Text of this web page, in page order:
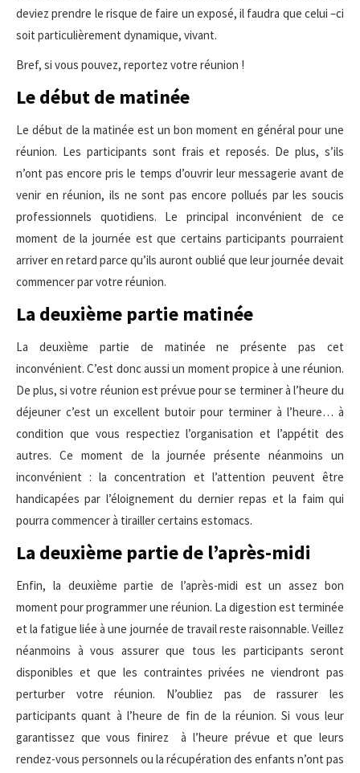
deviez prendre le risque de faire un exposé, il faudra que celui –ci
soit particulièrement dynamique, vivant.
Bref, si vous pouvez, reportez votre réunion !
Le début de matinée
Le début de la matinée est un bon moment en général pour une
réunion. Les participants sont frais et reposés. De plus, s’ils
n’ont pas encore pris le temps d’ouvrir leur messagerie avant de
venir en réunion, ils ne sont pas encore pollués par les soucis
professionnels quotidiens. Le principal inconvénient de ce
moment de la journée est que certains participants pourraient
arriver en retard parce qu’ils auront oublié que leur journée devait
commencer par votre réunion.
La deuxième partie matinée
La deuxième partie de matinée ne présente pas cet
inconvénient. C’est donc aussi un moment propice à une réunion.
De plus, si votre réunion est prévue pour se terminer à l’heure du
déjeuner c’est un excellent butoir pour terminer à l’heure… à
condition que vous respectiez l’organisation et l’appétit des
autres. Ce moment de la journée présente néanmoins un
inconvénient : la concentration et l’attention peuvent être
handicapées par l’éloignement du dernier repas et la faim qui
pourra commencer à tirailler certains estomacs.
La deuxième partie de l’après-midi
Enfin, la deuxième partie de l’après-midi est un assez bon
moment pour programmer une réunion. La digestion est terminée
et la fatigue liée à une journée de travail reste raisonnable. Veillez
néanmoins à vous assurer que tous les participants seront
disponibles et que les contraintes privées ne viendront pas
perturber votre réunion. N’oubliez pas de rassurer les
participants quant à l’heure de fin de la réunion. Si vous leur
garantissez que vous finirez à l’heure prévue et que leurs
rendez-vous personnels ou la récupération des enfants n’ont pas